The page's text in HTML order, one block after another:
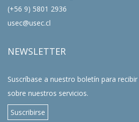
(+56 9) 5801 2936
usec@usec.cl
NEWSLETTER
Suscríbase a nuestro boletín para
sobre nuestros servicios.
Suscribirse